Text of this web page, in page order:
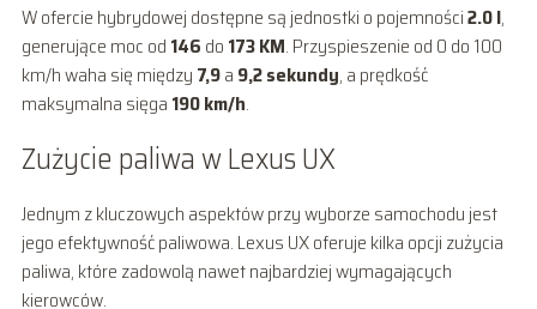
W ofercie hybrydowej dostępne są jednostki o pojemności2.0 l,
generujące moc od 146 do 173 KM. Przyspieszenie od 0 do 100
km/h waha się między 7,9a 9,2 sekundy, a prędkość
maksymalna sięga 190 km/h.
Zużycie paliwa w Lexus UX
Jednym z kluczowych aspektów przy wyborze samochodu jest
jego efektywność paliwowa. Lexus UX oferuje kilka opcji zużycia
paliwa, które zadowolą nawet najbardziej wymagających
kierowców.